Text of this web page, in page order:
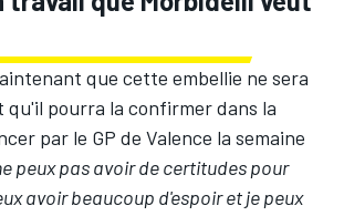
que cette embellie ne sera
qu'il pourra la confirmer dans la
par le GP de Valence la semaine
peux pas avoir de certitudes pour
avoir beaucoup d'espoir et je peux